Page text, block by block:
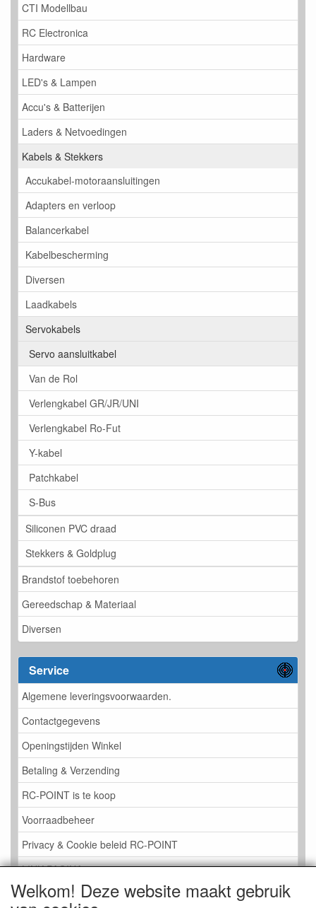
CTI Modellbau
RC Electronica
Hardware
LED's & Lampen
Accu's & Batterijen
Laders & Netvoedingen
Kabels & Stekkers
Accukabel-motoraansluitingen
Adapters en verloop
Balancerkabel
Kabelbescherming
Diversen
Laadkabels
Servokabels
Servo aansluitkabel
Van de Rol
Verlengkabel GR/JR/UNI
Verlengkabel Ro-Fut
Y-kabel
Patchkabel
S-Bus
Siliconen PVC draad
Stekkers & Goldplug
Brandstof toebehoren
Gereedschap & Materiaal
Diversen
Service
Algemene leveringsvoorwaarden.
Contactgegevens
Openingstijden Winkel
Betaling & Verzending
RC-POINT is te koop
Voorraadbeheer
Privacy & Cookie beleid RC-POINT
LINK PAGINA
Gastenboek RC-POINT
Welkom! Deze website maakt gebruik